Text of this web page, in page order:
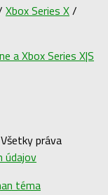
Xbox Series X/
a Xbox Series X|S
práva
údajov
téma